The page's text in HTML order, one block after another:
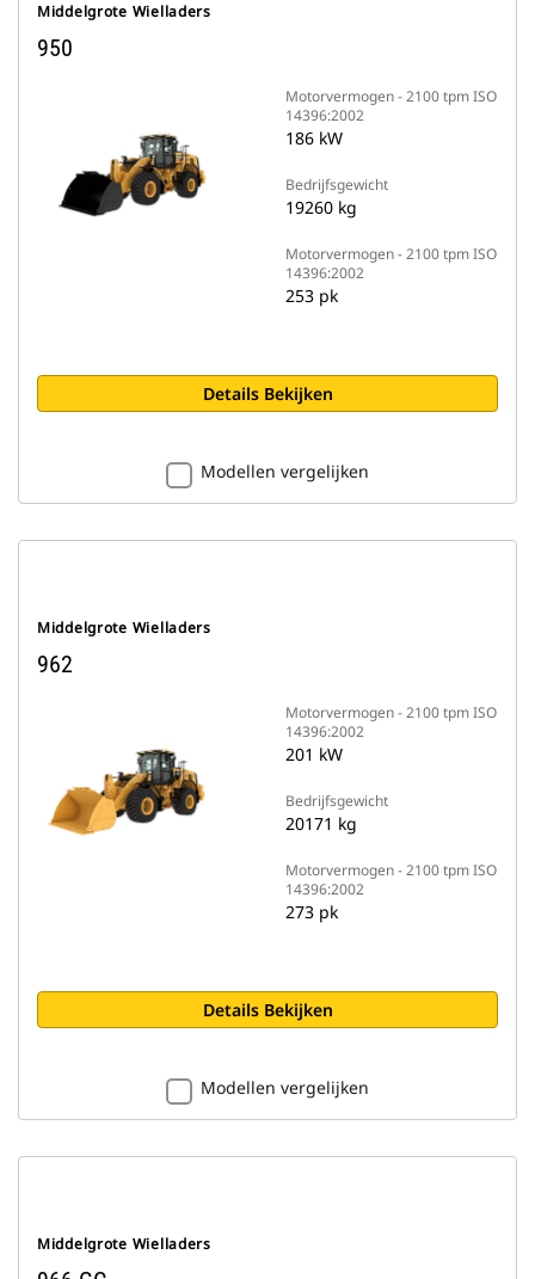
Middelgrote Wielladers
950
Motorvermogen - 2100 tpm ISO
14396:2002
186 kW
Bedrijfsgewicht
19260 kg
Motorvermogen - 2100 tpm ISO
14396:2002
253 pk
Details Bekijken
Modellen vergelijken
Middelgrote Wielladers
962
Motorvermogen - 2100 tpm ISO
14396:2002
201 kW
Bedrijfsgewicht
20171 kg
Motorvermogen - 2100 tpm ISO
14396:2002
273 pk
Details Bekijken
Modellen vergelijken
Middelgrote Wielladers